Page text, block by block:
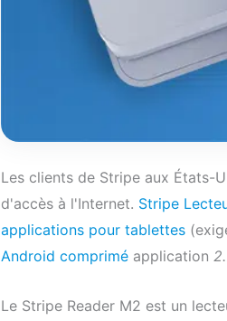
Les clients de Stripe aux États-
d'accès à l'Internet. Stripe
applications pour tablettes
Android comprimé application
Le Stripe Reader M2 est un